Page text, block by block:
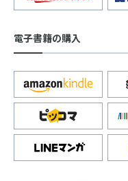
電子書籍の購入